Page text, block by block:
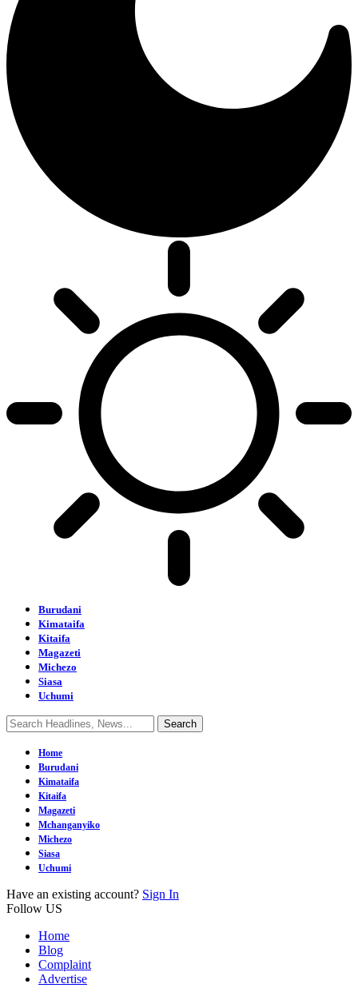
Burudani
Kimataifa
Kitaifa
Magazeti
Michezo
Siasa
Uchumi
Home
Burudani
Kimataifa
Kitaifa
Magazeti
Mchanganyiko
Michezo
Siasa
Uchumi
Have an existing account? Sign In
Follow US
Home
Blog
Complaint
Advertise